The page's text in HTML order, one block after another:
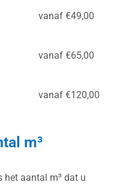
vanaf €49,00
vanaf €65,00
vanaf €120,00
m³
het aantal m³ dat u